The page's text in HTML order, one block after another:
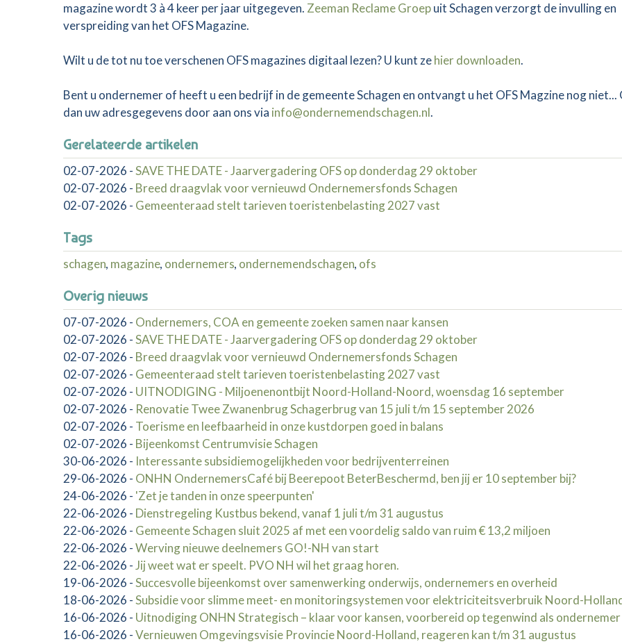
magazine wordt 3 à 4 keer per jaar uitgegeven. Zeeman Reclame Groepuit Schagen verzorgt de invulling en
verspreiding van het OFS Magazine.
Wilt u de tot nu toe verschenen OFS magazines digitaal lezen? U kunt zehier downloaden.
Bent u ondernemer of heeft u een bedrijf in de gemeente Schagen en ontvangt u het OFS Magzine nog niet...
dan uw adresgegevens door aan ons via info@ondernemendschagen.nl.
Gerelateerde artikelen
02-07-2026 -SAVE THE DATE - Jaarvergadering OFS op donderdag 29 oktober
02-07-2026 - Breed draagvlak voor vernieuwd Ondernemersfonds Schagen
02-07-2026 - Gemeenteraad stelt tarieven toeristenbelasting 2027 vast
Tags
schagen, magazine, ondernemers, ondernemendschagen, ofs
Overig nieuws
07-07-2026 - Ondernemers, COA en gemeente zoeken samen naar kansen
02-07-2026 -SAVE THE DATE - Jaarvergadering OFS op donderdag 29 oktober
02-07-2026 - Breed draagvlak voor vernieuwd Ondernemersfonds Schagen
02-07-2026 - Gemeenteraad stelt tarieven toeristenbelasting 2027 vast
02-07-2026 - UITNODIGING - Miljoenenontbijt Noord-Holland-Noord, woensdag 16 september
02-07-2026 - Renovatie Twee Zwanenbrug Schagerbrug van 15 juli t/m 15 september 2026
02-07-2026 - Toerisme en leefbaarheid in onze kustdorpen goed in balans
02-07-2026 - Bijeenkomst Centrumvisie Schagen
30-06-2026 - Interessante subsidiemogelijkheden voor bedrijventerreinen
29-06-2026 - ONHN OndernemersCafé bij Beerepoot BeterBeschermd, ben jij er 10 september bij?
24-06-2026 - 'Zet je tanden in onze speerpunten'
22-06-2026 - Dienstregeling Kustbus bekend, vanaf 1 juli t/m 31 augustus
22-06-2026 - Gemeente Schagen sluit 2025 af met een voordelig saldo van ruim € 13,2 miljoen
22-06-2026 -Werving nieuwe deelnemers GO!-NH van start
22-06-2026 -Jij weet wat er speelt. PVO NH wil het graag horen.
19-06-2026 -Succesvolle bijeenkomst over samenwerking onderwijs, ondernemers en overheid
18-06-2026 -Subsidie voor slimme meet- en monitoringsystemen voor elektriciteitsverbruik Noord-
16-06-2026 - Uitnodiging ONHN Strategisch – klaar voor kansen, voorbereid op tegenwind als
16-06-2026 -Vernieuwen Omgevingsvisie Provincie Noord-Holland, reageren kan t/m 31 augustus